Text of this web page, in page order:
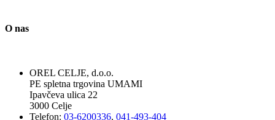
O nas
OREL CELJE, d.o.o.
PE spletna trgovina UMAMI
Ipavčeva ulica 22
3000 Celje
Telefon: 03-6200336, 041-493-404